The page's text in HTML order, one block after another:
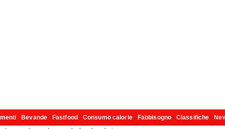
Bevande Fastfood Consumo calorie Fabbisogno Classifiche